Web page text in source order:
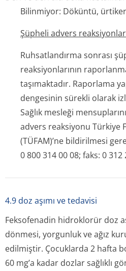
Bilinmiyor: Döküntü,
Şüpheli advers
Ruhsatlandırma sonrası
reaksiyonlarının
taşımaktadır. Raporlama
dengesinin sürekli olarak
Sağlık mesleği
advers reaksiyonu Türkiye
(TÜFAM)’ne bildirilmesi
0 800 314 00 08; faks: 0 312
4.9 doz aşımı ve tedavisi
Feksofenadin hidroklorür doz
dönmesi, yorgunluk ve ağız
edilmiştir. Çocuklarda 2 hafta
60 mg’a kadar dozlar sağlıklı